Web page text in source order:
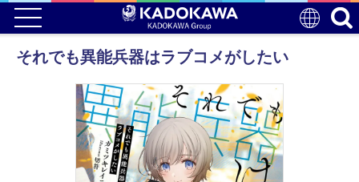
それでも異能兵器はラブコメがしたい